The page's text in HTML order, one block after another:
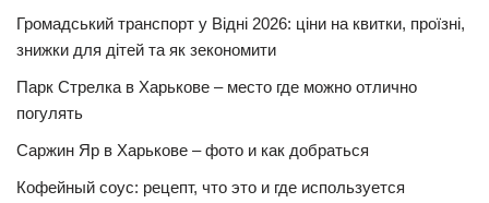
Громадський транспорт у Відні 2026: ціни на квитки, проїзні,
знижки для дітей та як зекономити
Парк Стрелка в Харькове – место где можно отлично
погулять
Саржин Яр в Харькове – фото и как добраться
Кофейный соус: рецепт, что это и где используется